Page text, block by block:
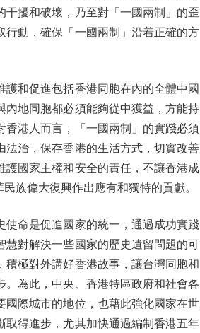
擾和破壞，乃至對「一國兩制」的歪
動，確保「一國兩制」沿着正確的方
和促進包括香港同胞在內的全體中國
內地同胞都必須能夠從中獲益，方能持
港人而言，「一國兩制」的實踐必須
治，保存香港的生活方式，切實改善
護國家主權和安全的責任，不讓香港成
族偉大復興作出應有和獨特的貢獻。
命是促進國家的統一，通過成功實踐
慧對解決一些國家的歷史遺留問題的可
極對外講好香港故事，讓台灣同胞和
為此，中央、香港特區政府和社會各
際城市的地位，也藉此強化國家在世
得進步，尤其加快通過編制香港五年